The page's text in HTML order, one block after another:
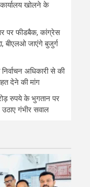
खोलने के
पर फीडबैक, कांग्रेस
बीएलओ जाएंगे बुजुर्ग
अधिकारी से की
देने की मांग
रुपये के भुगतान पर
गंभीर सवाल